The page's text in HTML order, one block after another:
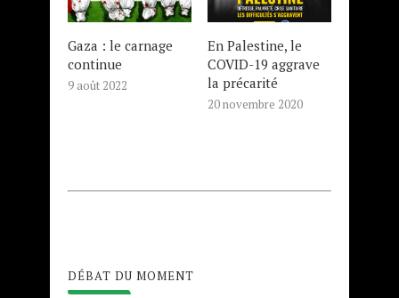
Gaza : le carnage
continue
9 août 2022
En Palestine, le
COVID-19 aggrave
la précarité
20 novembre 2020
DÉBAT DU MOMENT